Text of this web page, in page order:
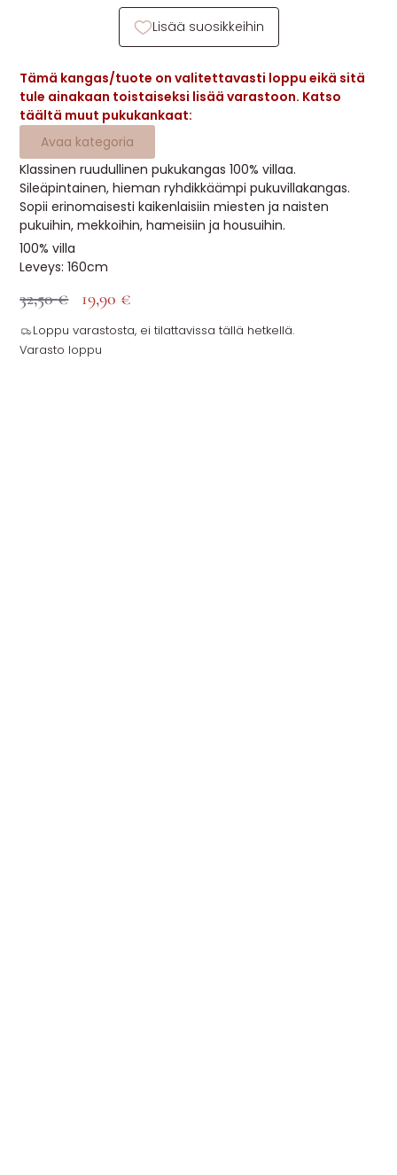
OHJEITA
USEIN KYSYTTYÄ
OTA YHTEYTTÄ
Tämä kangas/tuote on valitettavasti loppu eikä sitä
tule ainakaan toistaiseksi lisää varastoon. Katso
täältä muut pukukankaat:
Avaa kategoria
Klassinen ruudullinen pukukangas 100% villaa.
Sileäpintainen, hieman ryhdikkäämpi pukuvillakangas.
Sopii erinomaisesti kaikenlaisiin miesten ja naisten
pukuihin, mekkoihin, hameisiin ja housuihin.
100% villa
Leveys: 160cm
32,50€ 19,90 €
Loppu varastosta, ei tilattavissa tällä hetkellä.
Varasto loppu
Lisää suosikkeihin